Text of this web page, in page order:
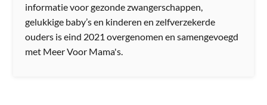
informatie voor gezonde zwangerschappen,
gelukkige baby’s en kinderen en zelfverzekerde
ouders is eind 2021 overgenomen en samengevoegd
met Meer Voor Mama's.